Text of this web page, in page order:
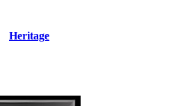
Heritage